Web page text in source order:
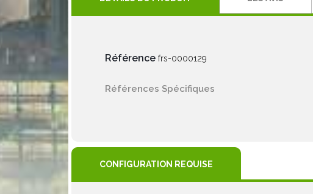
Référence frs-0000129
Références Spécifiques
CONFIGURATION REQUISE